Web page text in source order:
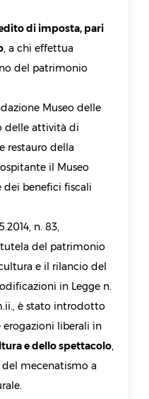
di imposta, pari
, a chi effettua
del patrimonio
Museo delle
delle attività di
restauro della
il Museo
dei benefici fiscali
n. 83,
tutela del patrimonio
e il rilancio del
in Legge n.
è stato introdotto
erogazioni liberali in
e dello spettacolo,
del mecenatismo a